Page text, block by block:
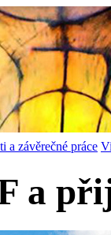
a závěrečné práce
a